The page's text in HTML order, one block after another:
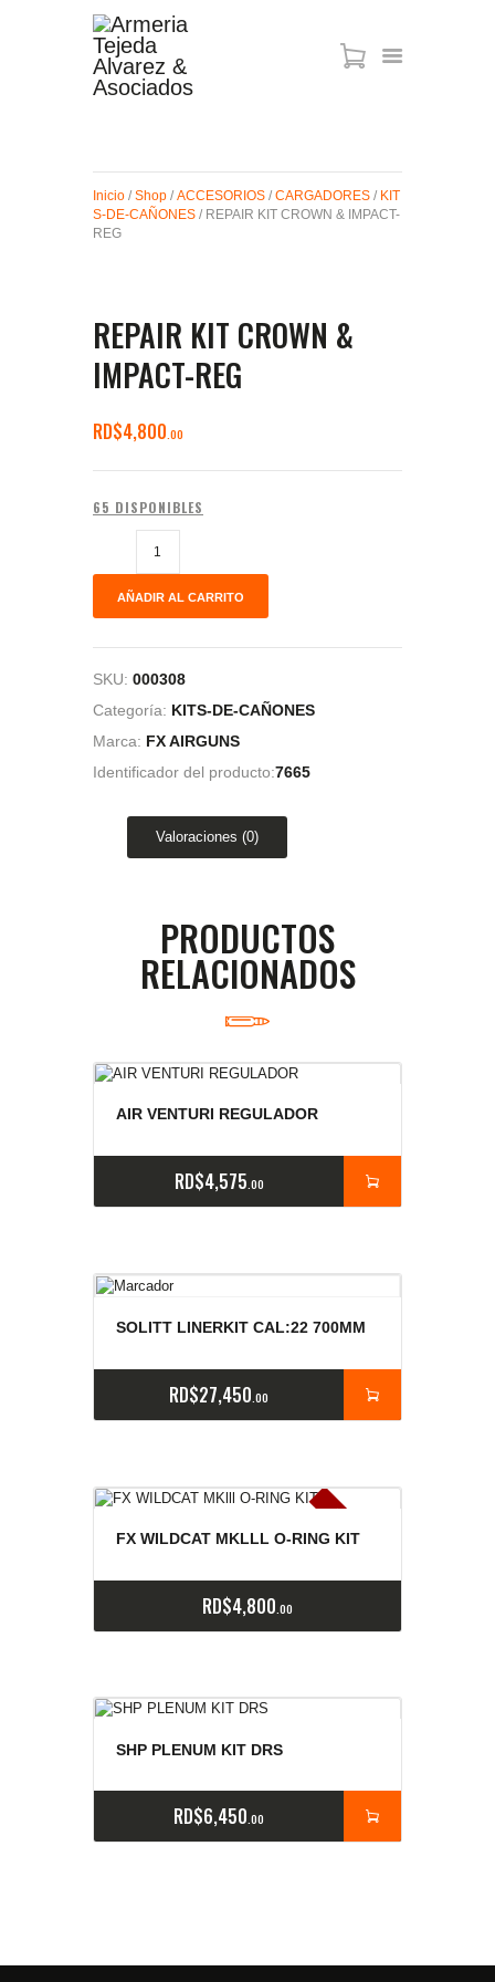
MIRAS
MUNICIONES
SABER TACTICAL
Inicio / Shop / ACCESORIOS / CARGADORES / KIT
S-DE-CAÑONES / REPAIR KIT CROWN & IMPACT-
REG
REPAIR KIT CROWN &
IMPACT-REG
RD$4,800 00
65 DISPONIBLES
AÑADIR AL CARRITO
SKU: 000308
Categoría: KITS-DE-CAÑONES
Marca: FX AIRGUNS
Identificador del producto:7665
Valoraciones (0)
PRODUCTOS
RELACIONADOS
AIR VENTURI REGULADOR
RD$4,575 00
SOLITT LINERKIT CAL:22 700MM
RD$27,450 00
E
x
is
t
e
n
c
ia
s
a
g
o
t
a
d
a
s
FX WILDCAT MKLLL O-RING KIT
RD$4,800 00
SHP PLENUM KIT DRS
RD$6,450 00